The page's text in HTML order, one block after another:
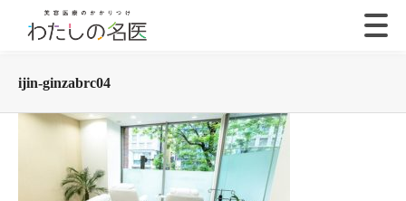
ijin-ginzabrc04